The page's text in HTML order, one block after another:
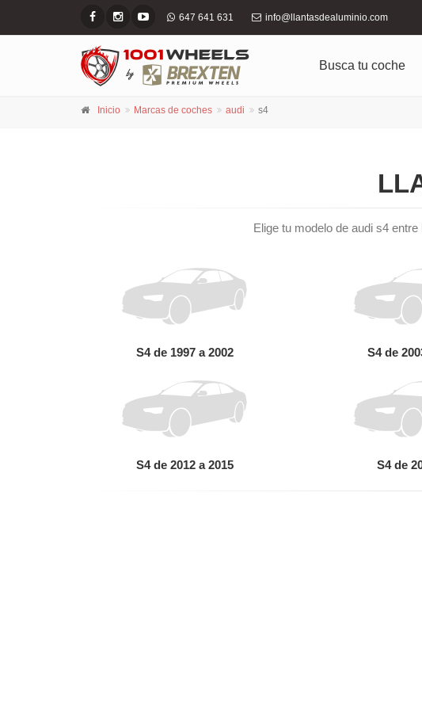
647 641 631 info@llantasdealuminio.com
Busca tu coche
Inicio Marcas de coches audi s4
Elige tu modelo de audi s4
S4 de 1997 a 2002 S4 de
S4 de 2012 a 2015 S4 de